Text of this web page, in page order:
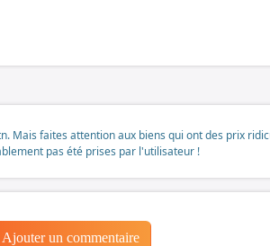
Mais faites attention aux biens qui ont des prix
pas été prises par l'utilisateur !
Ajouter un commentaire